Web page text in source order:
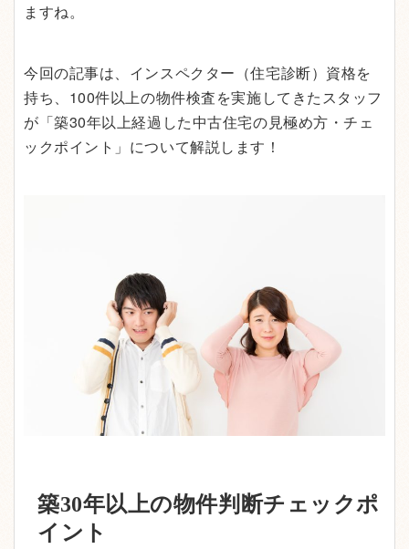
ますね。
今回の記事は、インスペクター（住宅診断）資格を
持ち、100件以上の物件検査を実施してきたスタッフ
が「築30年以上経過した中古住宅の見極め方・チェ
ックポイント」について解説します！
築30年以上の物件判断チェックポ
イント